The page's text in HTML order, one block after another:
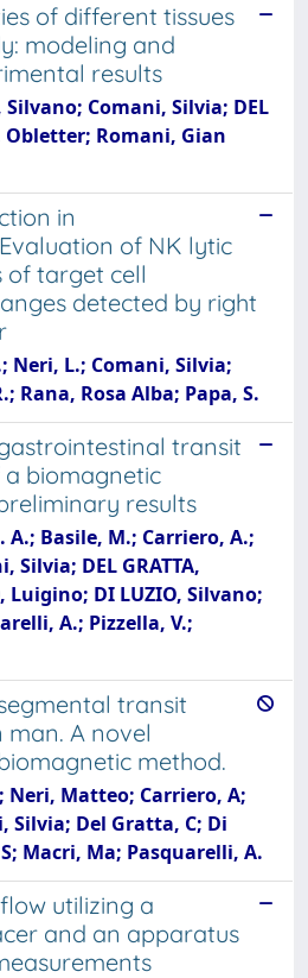
of different tissues
modeling and
results
Silvano; Comani, Silvia; DEL
Obletter; Romani, Gian
in
of NK lytic
of target cell
detected by right
Neri, L.; Comani, Silvia;
Rana, Rosa Alba; Papa, S.
transit
biomagnetic
results
A.; Basile, M.; Carriero, A.;
Silvia; DEL GRATTA,
Luigino; DI LUZIO, Silvano;
A.; Pizzella, V.;
transit
A novel
method.
Neri, Matteo; Carriero, A;
Silvia; Del Gratta, C; Di
Macri, Ma; Pasquarelli, A.
utilizing a
and an apparatus